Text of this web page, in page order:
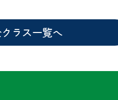
ラス一覧へ